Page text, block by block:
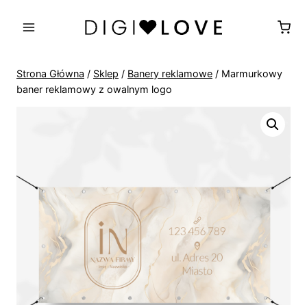
Strona Główna / Sklep / Banery reklamowe / Marmurkowy
baner reklamowy z owalnym logo